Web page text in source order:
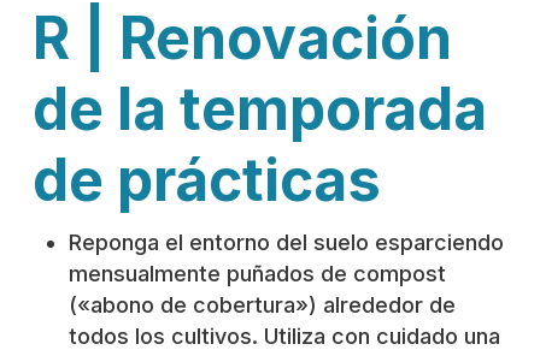
R | Renovación
de la temporada
de prácticas
Reponga el entorno del suelo esparciendo
mensualmente puñados de compost
(«abono de cobertura») alrededor de
todos los cultivos. Utiliza con cuidado una